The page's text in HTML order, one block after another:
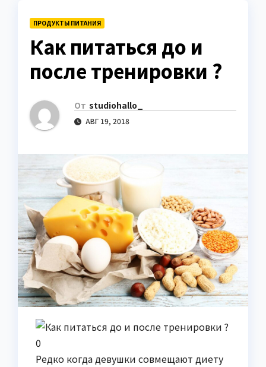
ПРОДУКТЫ ПИТАНИЯ
Как питаться до и
после тренировки ?
От studiohallo_
АВГ 19, 2018
Редко когда девушки совмещают диету